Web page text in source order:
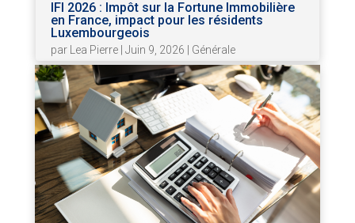
IFI 2026 : Impôt sur la Fortune Immobilière
en France, impact pour les résidents
Luxembourgeois
par Lea Pierre| Juin 9, 2026 Générale